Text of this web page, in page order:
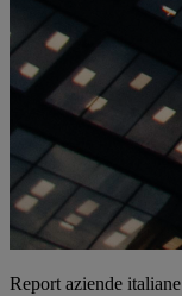
Report aziende italiane